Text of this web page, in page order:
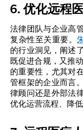
6. 优化远程
法律团队与企业高
复杂性至关重要。
的行业洞见，阐述
既促进合规，又推
的重要性，尤其对
管框架的企业而言
律顾问还是外部法
优化运营流程、降